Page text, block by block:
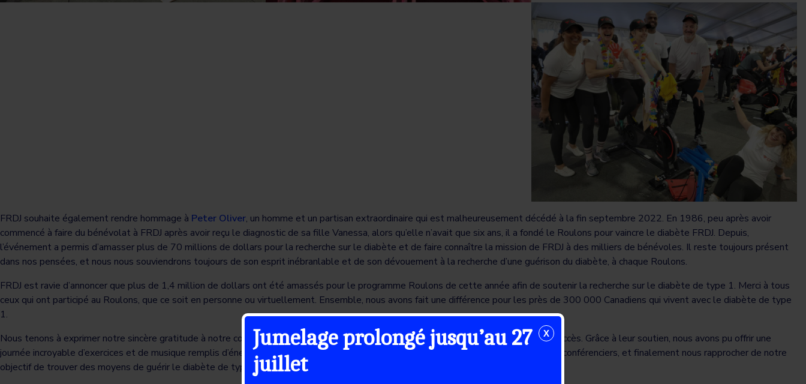
FRDJ souhaite également rendre hommage à Peter Oliver, un homme et un partisan extraordinaire qui est malheureusement décédé à la fin septembre 2022. En 1986, peu après avoir
commencé à faire du bénévolat à FRDJ après avoir reçu le diagnostic de sa fille Vanessa, alors qu’elle n’avait que six ans, il a fondé le Roulons pour vaincre le diabète FRDJ. Depuis,
l’événement a permis d’amasser plus de 70 millions de dollars pour la recherche sur le diabète et de faire connaître la mission de FRDJ à des milliers de bénévoles. Il reste toujours présent
dans nos pensées, et nous nous souviendrons toujours de son esprit inébranlable et de son dévouement à la recherche d’une guérison du diabète, à chaque Roulons.
FRDJ est ravie d’annoncer que plus de 1,4 million de dollars ont été amassés pour le programme Roulons de cette année afin de soutenir la recherche sur le diabète de type 1. Merci à tous
ceux qui ont participé au Roulons, que ce soit en personne ou virtuellement. Ensemble, nous avons fait une différence pour les près de 300 000 Canadiens qui vivent avec le diabète de type
1.
Nous tenons à exprimer notre sincère gratitude à notre commanditaire et à nos bénévoles, sans qui cet événement ne serait pas un succès. Grâce à leur soutien, nous avons pu offrir une
journée incroyable d’exercices et de musique remplis d’énergie, mettre en lumière des histoires inspirantes par le biais de vidéos et de conférenciers, et finalement nous rapprocher de notre
objectif de trouver des moyens de guérir le diabète de type 1.
Jumelage prolongé jusqu’au 27
juillet
X